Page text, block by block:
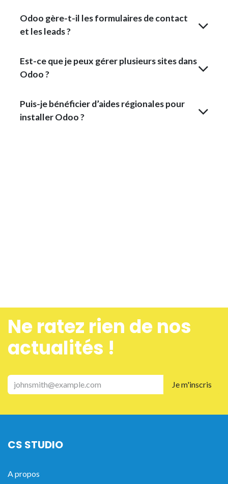
Odoo gère-t-il les formulaires de contact
et les leads ?
Est-ce que je peux gérer plusieurs sites dans
Odoo ?
Puis-je bénéficier d’aides régionales pour
installer Odoo ?
Ne ra​tez rien de nos
actualités !
Je m'inscris
CS STUDIO
A propos